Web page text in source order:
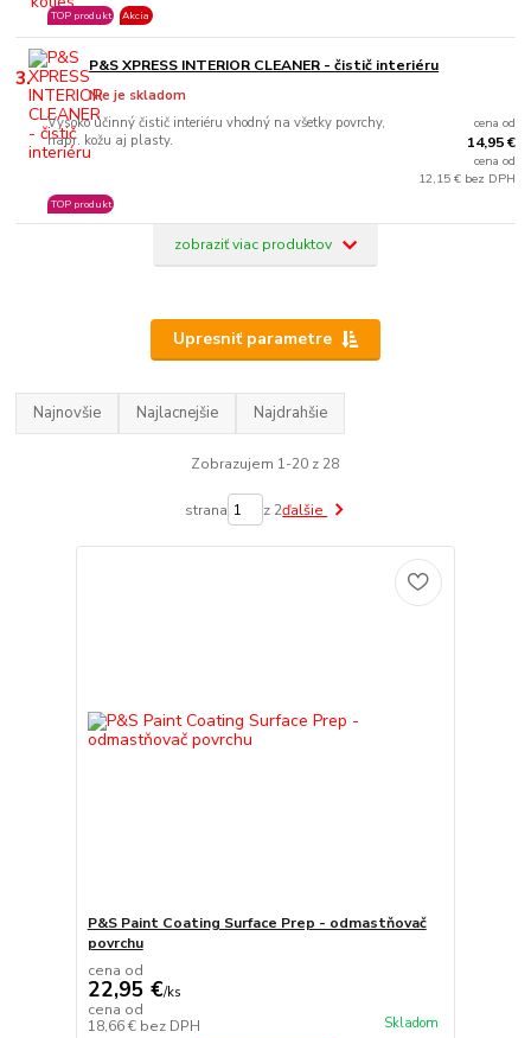
TOP produkt Akcia
3. P&S XPRESS INTERIOR CLEANER - čistič interiéru
Vysoko účinný čistič interiéru vhodný na všetky povrchy,
napr. kožu aj plasty.
Nie je skladom
TOP produkt
cena od
14,95 €
cena od
12,15 € bez DPH
zobraziť viac produktov
Upresniť parametre
Najnovšie Najlacnejšie Najdrahšie
Zobrazujem 1-20 z 28
strana z 2ďalšie
P&S Paint Coating Surface Prep - odmastňovač
povrchu
cena od
22,95 €/ks
cena od
18,66 € bez DPH Skladom